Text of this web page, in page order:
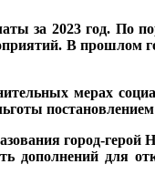
за 2023 год.
В прошлом
мерах
город-герой
дополнений для